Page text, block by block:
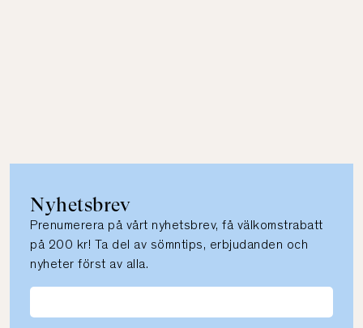
Nyhetsbrev
Prenumerera på vårt nyhetsbrev, få välkomstrabatt
på 200 kr! Ta del av sömntips, erbjudanden och
nyheter först av alla.